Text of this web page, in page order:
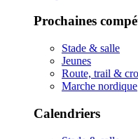
Prochaines
Stade & salle
Jeunes
Route, trail &
Marche nordique
Calendriers